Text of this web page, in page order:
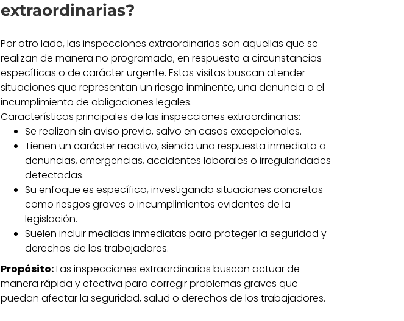
extraordinarias?
Por otro lado, las inspecciones extraordinarias son aquellas que se
realizan de manera no programada, en respuesta a circunstancias
específicas o de carácter urgente. Estas visitas buscan atender
situaciones que representan un riesgo inminente, una denuncia o el
incumplimiento de obligaciones legales.
Características principales de las inspecciones extraordinarias:
Se realizan sin aviso previo, salvo en casos excepcionales.
Tienen un carácter reactivo, siendo una respuesta inmediata a
denuncias, emergencias, accidentes laborales o irregularidades
detectadas.
Su enfoque es específico, investigando situaciones concretas
como riesgos graves o incumplimientos evidentes de la
legislación.
Suelen incluir medidas inmediatas para proteger la seguridad y
derechos de los trabajadores.
Propósito:Las inspecciones extraordinarias buscan actuar de
manera rápida y efectiva para corregir problemas graves que
puedan afectar la seguridad, salud o derechos de los trabajadores.